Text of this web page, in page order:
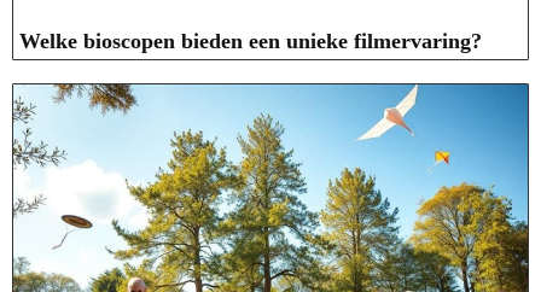
Welke bioscopen bieden een unieke filmervaring?